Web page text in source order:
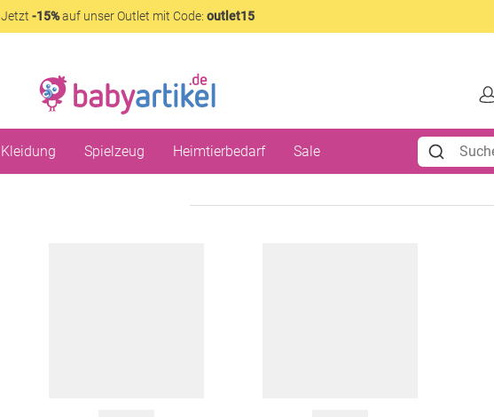
Jetzt -15%auf unser Outlet mit Code: outlet15
Kleidung Spielzeug Heimtierbedarf Sale